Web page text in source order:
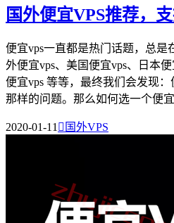
国外便宜VPS推荐，
便宜vps一直都是热门话题，总是
外便宜vps、美国便宜vps、日本
便宜vps 等等，最终我们会发现
那样的问题。那么如何选一个便
2020-01-11 国外VPS